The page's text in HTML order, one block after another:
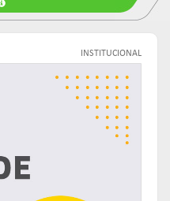
INSTITUCIONAL